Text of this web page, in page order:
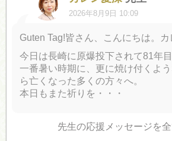
2026年8月9日 10:09
Guten Tag!皆さん、こんにちは。カ
今日は長崎に原爆投下されて81年
一番暑い時期に、更に焼け付くよ
ら亡くなった多くの方々へ。
本日もまた祈りを・・・
先生の応援メッセージを